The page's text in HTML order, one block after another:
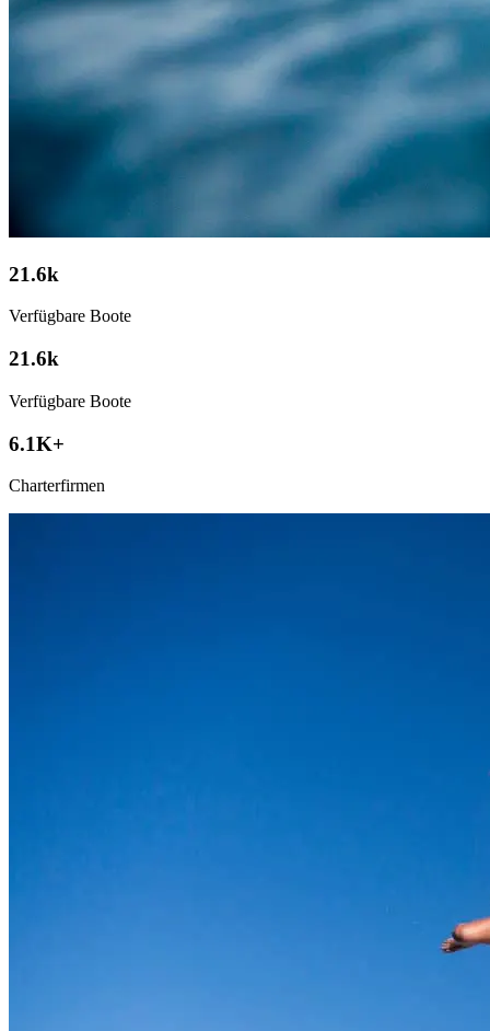
21.6k
Verfügbare Boote
21.6k
Verfügbare Boote
6.1K+
Charterfirmen